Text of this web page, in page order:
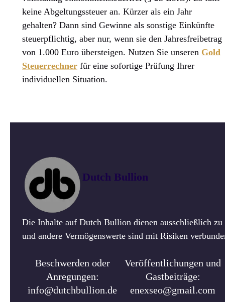
keine Abgeltungssteuer an. Kürzer als ein Jahr
gehalten? Dann sind Gewinne als sonstige Einkünfte
steuerpflichtig, aber nur, wenn sie den Jahresfreibetrag
von 1.000 Euro übersteigen. Nutzen Sie unseren Gold
Steuerrechner für eine sofortige Prüfung Ihrer
individuellen Situation.
Dutch Bullion
Die Inhalte auf Dutch Bullion dienen ausschließlich
und andere Vermögenswerte sind mit Risiken
Beschwerden oder
Anregungen:
info@dutchbullion.de
Veröffentlichungen und
Gastbeiträge:
enexseo@gmail.com